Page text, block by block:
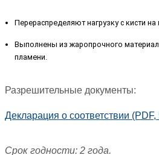
Перераспределяют нагрузку с кисти на
Выполнены из жаропрочного
пламени.
Разрешительные документы:
Декларация о соответствии
Срок годности: 2 года.